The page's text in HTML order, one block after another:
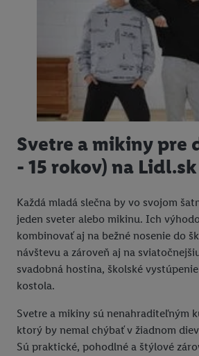
Svetre a mikiny pre
- 15 rokov) na Lidl.sk
Každá mladá slečna by vo svojom
jeden sveter alebo mikinu. Ich
kombinovať aj na bežné nosenie do
návštevu a zároveň aj na
svadobná hostina, školské
kostola.
Svetre a mikiny sú nenahraditeľným
ktorý by nemal chýbať v žiadnom
Sú praktické, pohodlné a štýlové